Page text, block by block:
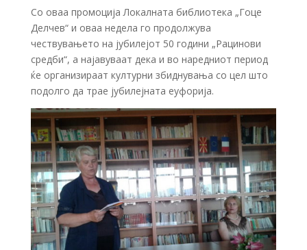
Со оваа промоција Локалната библиотека „Гоце
Делчев“ и оваа недела го продолжува
чествувањето на јубилејот 50 години „Рацинови
средби“, а најавуваат дека и во наредниот период
ќе организираат културни збиднувања со цел што
подолго да трае јубилејната еуфорија.